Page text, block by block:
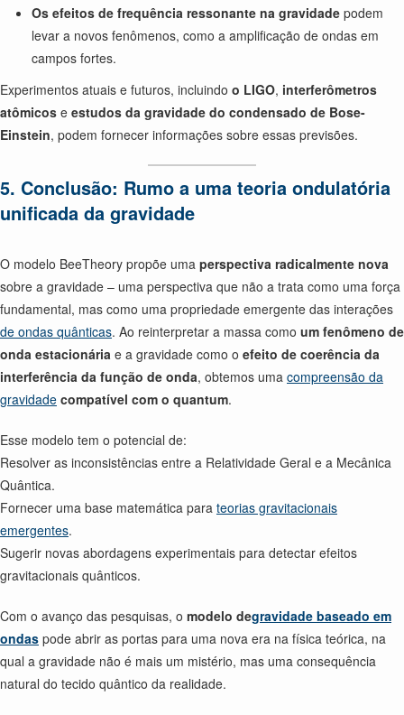
Os efeitos de frequência ressonante na gravidade podem
levar a novos fenômenos, como a amplificação de ondas em
campos fortes.
Experimentos atuais e futuros, incluindo o LIGO, interferômetros
atômicos e estudos da gravidade do condensado de Bose-
Einstein, podem fornecer informações sobre essas previsões.
5. Conclusão: Rumo a uma teoria ondulatória
unificada da gravidade
O modelo BeeTheory propõe uma perspectiva radicalmente nova
sobre a gravidade – uma perspectiva que não a trata como uma força
fundamental, mas como uma propriedade emergente das interações
de ondas quânticas. Ao reinterpretar a massa como um fenômeno de
onda estacionária e a gravidade como o efeito de coerência da
interferência da função de onda, obtemos uma compreensão da
gravidade compatível com o quantum.
Esse modelo tem o potencial de:
Resolver as inconsistências entre a Relatividade Geral e a Mecânica
Quântica.
Fornecer uma base matemática para teorias gravitacionais
emergentes.
Sugerir novas abordagens experimentais para detectar efeitos
gravitacionais quânticos.
Com o avanço das pesquisas, o modelo degravidade baseado em
ondas pode abrir as portas para uma nova era na física teórica, na
qual a gravidade não é mais um mistério, mas uma consequência
natural do tecido quântico da realidade.